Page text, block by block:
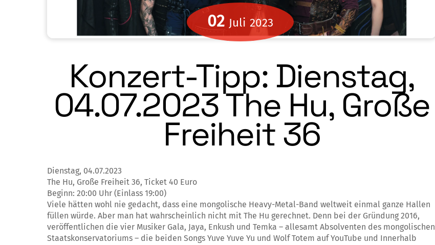
02 Juli 2023
Konzert-Tipp: Dienstag,
04.07.2023 The Hu, Große
Freiheit 36
Dienstag, 04.07.2023
The Hu, Große Freiheit 36, Ticket 40 Euro
Beginn: 20:00 Uhr (Einlass 19:00)
Viele hätten wohl nie gedacht, dass eine mongolische Heavy-Metal-Band weltweit einmal ganze Hallen
füllen würde. Aber man hat wahrscheinlich nicht mit The Hu gerechnet. Denn bei der Gründung 2016,
veröffentlichen die vier Musiker Gala, Jaya, Enkush und Temka – allesamt Absolventen des mongolischen
Staatskonservatoriums – die beiden Songs Yuve Yuve Yu und Wolf Totem auf YouTube und Innerhalb